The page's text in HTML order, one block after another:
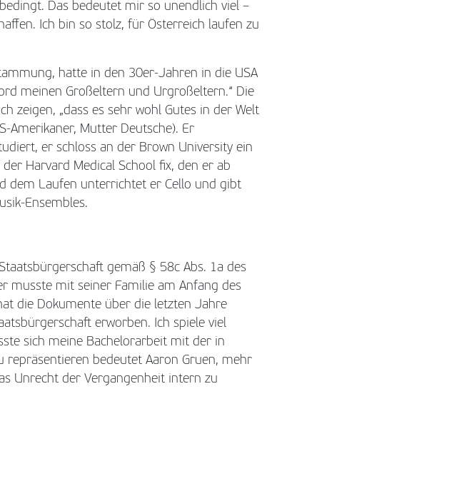
Das bedeutet mir so unendlich viel –
Ich bin so stolz, für Österreich laufen zu
hatte in den 30er-Jahren in die USA
meinen Großeltern und Urgroßeltern.“ Die
zeigen, „dass es sehr wohl Gutes in der Welt
Amerikaner, Mutter Deutsche). Er
er schloss an der Brown University ein
Harvard Medical School fix, den er ab
dem Laufen unterrichtet er Cello und gibt
Ensembles.
gemäß § 58c Abs. 1a des
musste mit seiner Familie am Anfang des
die Dokumente über die letzten Jahre
erworben. Ich spiele viel
sich meine Bachelorarbeit mit der in
repräsentieren bedeutet Aaron Gruen, mehr
Unrecht der Vergangenheit intern zu